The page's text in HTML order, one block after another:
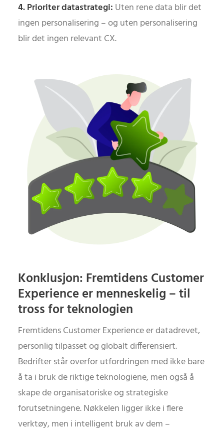
4. Prioriter datastrategi: Uten rene data blir det
ingen personalisering – og uten personalisering
blir det ingen relevant CX.
Konklusjon: Fremtidens Customer
Experience er menneskelig – til
tross for teknologien
Fremtidens Customer Experience er datadrevet,
personlig tilpasset og globalt differensiert.
Bedrifter står overfor utfordringen med ikke bare
å ta i bruk de riktige teknologiene, men også å
skape de organisatoriske og strategiske
forutsetningene. Nøkkelen ligger ikke i flere
verktøy, men i intelligent bruk av dem –